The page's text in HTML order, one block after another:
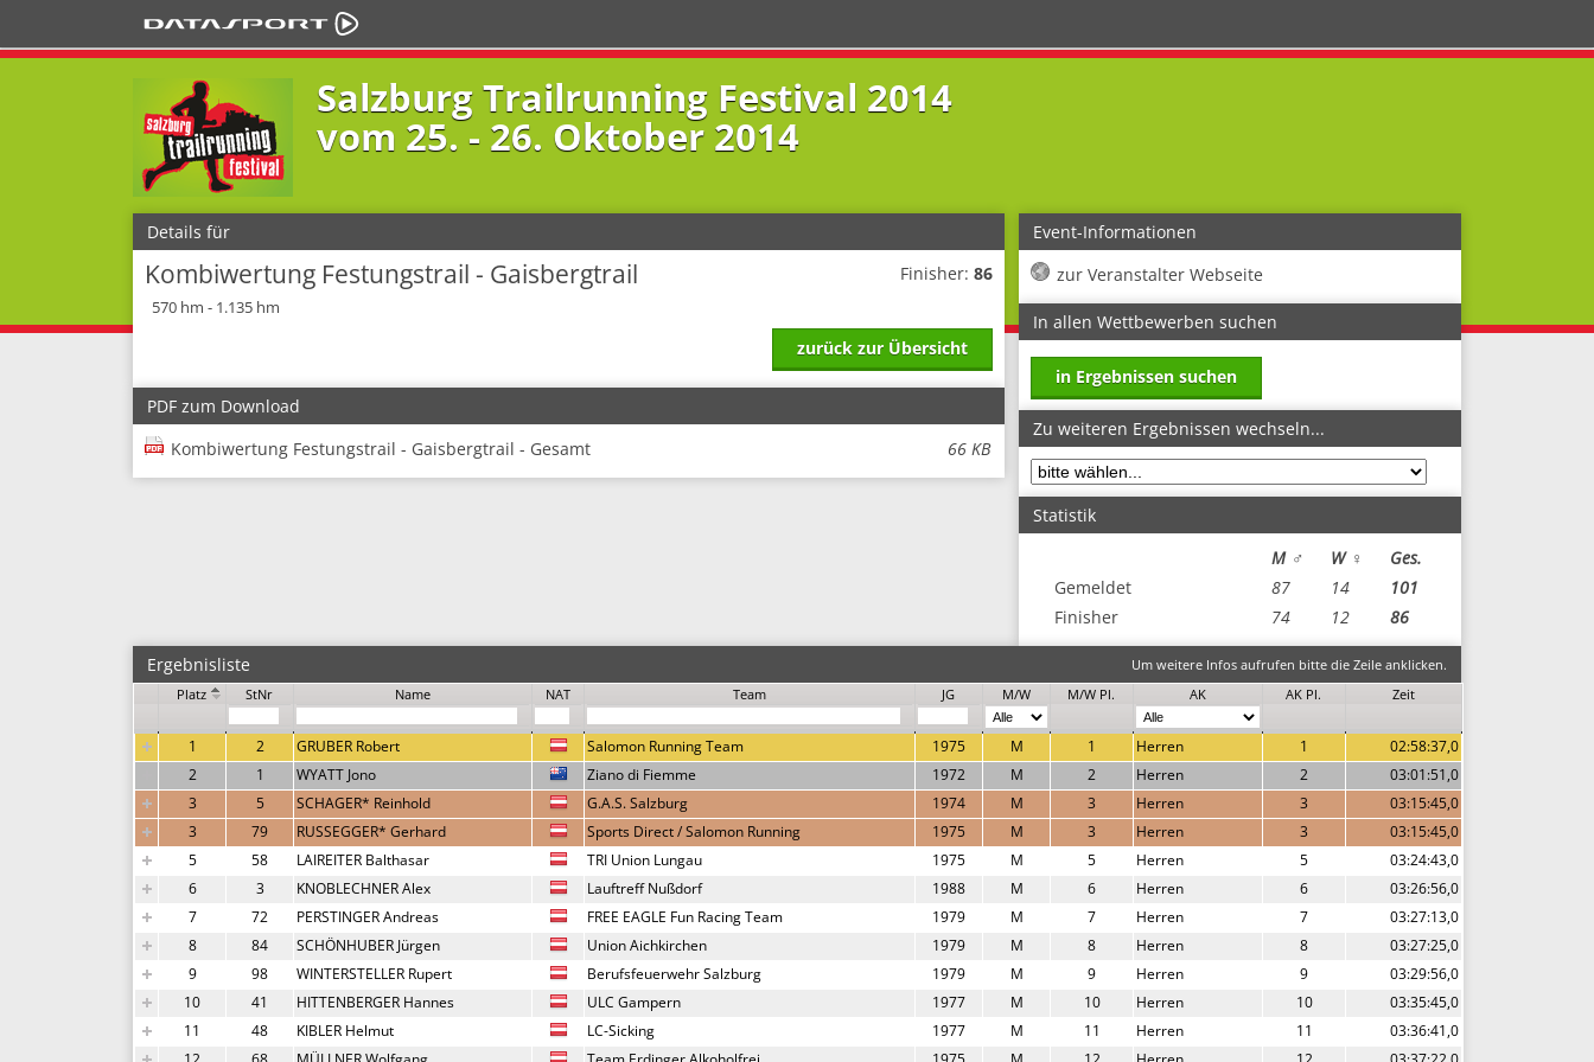
Salzburg Trailrunning Festival 2014
vom 25. - 26. Oktober 2014
Details für
Kombiwertung Festungstrail - Gaisbergtrail
570 hm - 1.135 hm
Finisher: 86
zurück zur Übersicht
PDF zum Download
Kombiwertung Festungstrail - Gaisbergtrail - Gesamt
66 KB
Event-Informationen
zur Veranstalter Webseite
In allen Wettbewerben suchen
in Ergebnissen suchen
Zu weiteren Ergebnissen wechseln...
Statistik
Ges.
W ♀
M ♂
Gemeldet
101
14
87
Finisher
86
12
74
Ergebnisliste
Um weitere Infos aufrufen bitte die Zeile anklicken.
Platz
StNr Name NAT Team JG M/W M/W Pl. AK AK Pl. Zeit
1 2 GRUBER Robert Salomon Running Team 1975 M 1 Herren 1
02:58:37,0
2
1 WYATT Jono Ziano di Fiemme 1972 M 2 Herren 2
03:01:51,0
3
5 SCHAGER* Reinhold G.A.S. Salzburg 1974 M 3 Herren 3
03:15:45,0
3
79 RUSSEGGER* Gerhard Sports Direct / Salomon Running 1975 M 3 Herren 3
03:15:45,0
5
58 LAIREITER Balthasar TRI Union Lungau 1975 M 5 Herren 5
03:24:43,0
6
3 KNOBLECHNER Alex Lauftreff Nußdorf 1988 M 6 Herren 6
03:26:56,0
7
72 PERSTINGER Andreas FREE EAGLE Fun Racing Team 1979 M 7 Herren 7
03:27:13,0
8
84 SCHÖNHUBER Jürgen Union Aichkirchen 1979 M 8 Herren 8
03:27:25,0
9
98 WINTERSTELLER Rupert Berufsfeuerwehr Salzburg 1979 M 9 Herren 9
03:29:56,0
10
41 HITTENBERGER Hannes ULC Gampern 1977 M 10 Herren 10
03:35:45,0
11
48 KIBLER Helmut LC-Sicking 1977 M 11 Herren 11
03:36:41,0